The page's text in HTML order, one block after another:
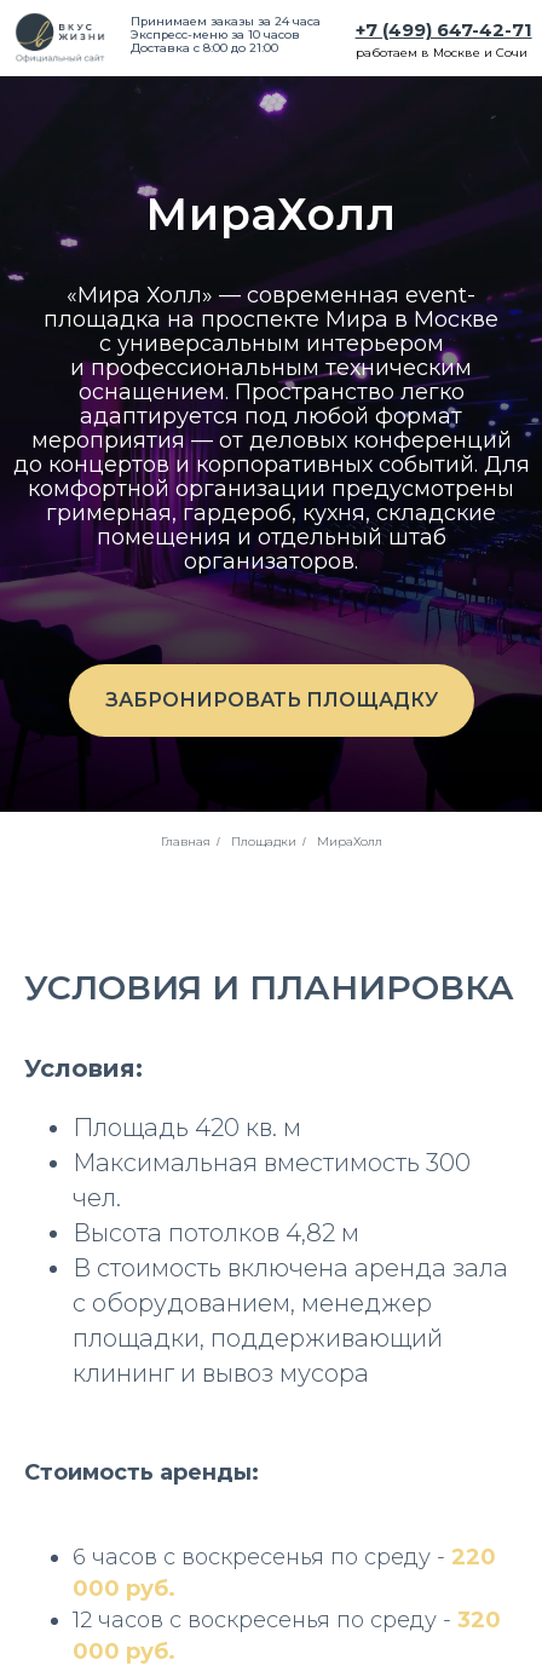
+7 (499) 647-42-71
работаем в Москве и Сочи
Принимаем заказы за 24 часа
Экспресс-меню за 10 часов
Доставка с 8:00 до 21:00
МираХолл
«Мира Холл» — современная event-
площадка на проспекте Мира в Москве
с универсальным интерьером
и профессиональным техническим
оснащением. Пространство легко
адаптируется под любой формат
мероприятия — от деловых конференций
до концертов и корпоративных событий. Для
комфортной организации предусмотрены
гримерная, гардероб, кухня, складские
помещения и отдельный штаб
организаторов.
ЗАБРОНИРОВАТЬ ПЛОЩАДКУ
Главная / Площадки / МираХолл
УСЛОВИЯ И ПЛАНИРОВКА
Условия:
Площадь 420 кв. м
Максимальная вместимость 300
чел.
Высота потолков 4,82 м
В стоимость включена аренда зала
с оборудованием, менеджер
площадки, поддерживающий
клининг и вывоз мусора
Стоимость аренды:
6 часов с воскресенья по среду - 220
000 руб.
12 часов с воскресенья по среду - 320
000 руб.